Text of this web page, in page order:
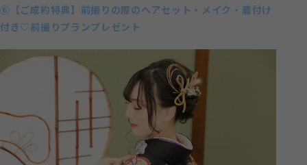
⑥【ご成約特典】前撮りの際のヘアセット・メイク・着付け
付き♡前撮りプランプレゼント